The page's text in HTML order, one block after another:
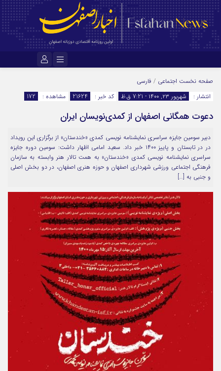
رمز عبور
مرا به خاطر بسپار
صفحه نخست اجتماعی / فارسی
انتشار :
شهریور ۲۳, ۱۴۰۰ - 7:21 ق.ظ کد خبر : 21624 مشاهده : 172
دعوت همگانی اصفهان از کمدی‌نویسان ایران
دبیر سومین جایزه سراسری نمایشنامه نویسی کمدی «خندستان» از برگزاری این رویداد
در در تابستان و پاییز ۱۴۰۰ خبر داد. سعید امامی اظهار داشت: سومین دوره جایزه
سراسری نمایشنامه نویسی کمدی «خندستان» به همت تالار هنر وابسته به سازمان
فرهنگی اجتماعی ورزشی شهرداری اصفهان و حوزه هنری اصفهان، در دو بخش اصلی
و جنبی به […]